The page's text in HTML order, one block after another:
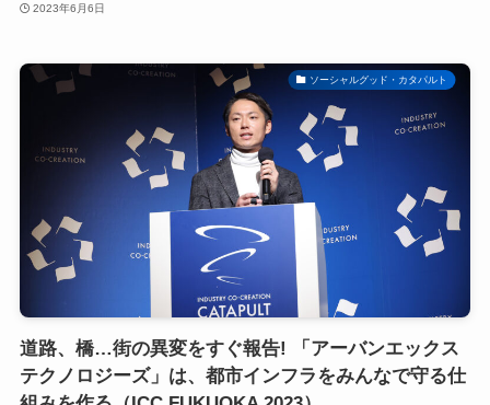
2023年6月6日
ソーシャルグッド・カタパルト
道路、橋…街の異変をすぐ報告! 「アーバンエックス
テクノロジーズ」は、都市インフラをみんなで守る仕